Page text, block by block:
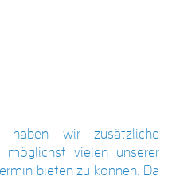
haben wir zusätzliche
möglichst vielen unserer
bieten zu können. Da